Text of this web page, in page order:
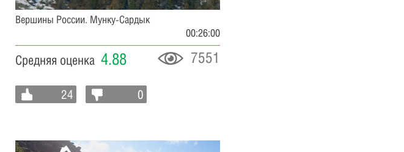
Вершины России. Мунку-Сардык
00:26:00
Средняя оценка 4.88 7551
24 0